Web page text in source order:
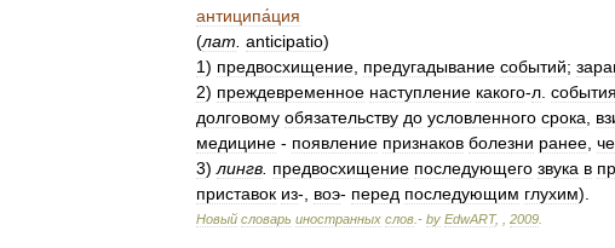
антиципа́ция
(лат anticipatio)
1) предвосхищение предугадывание событий;
2) преждевременное наступление какого-л события
долговому обязательству до условленного срока
медицине - появление признаков болезни ранее
3) лингв предвосхищение последующего звука в
приставок из-, воэ- перед последующим глухим).
Новый словарь иностранных слов .- by EdwART, 2009